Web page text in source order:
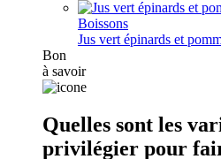
Boissons
Jus vert épinards et
Bon
à savoir
Quelles sont les
privilégier pour